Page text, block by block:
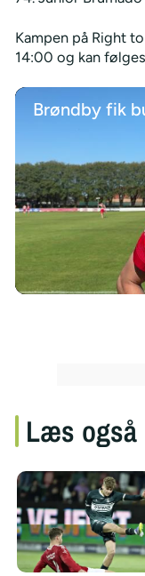
Kampen på Right
14:00 og kan